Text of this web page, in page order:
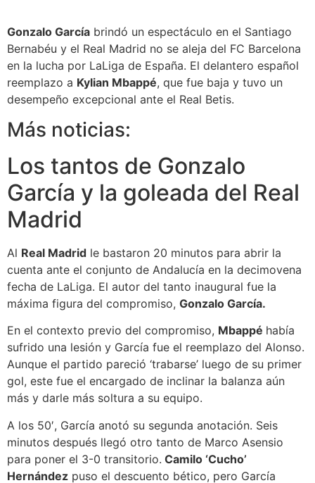
Gonzalo García brindó un espectáculo en el Santiago
Bernabéu y el Real Madrid no se aleja del FC Barcelona
en la lucha por LaLiga de España. El delantero español
reemplazo a Kylian Mbappé, que fue baja y tuvo un
desempeño excepcional ante el Real Betis.
Más noticias:
Los tantos de Gonzalo
García y la goleada del Real
Madrid
Al Real Madrid le bastaron 20 minutos para abrir la
cuenta ante el conjunto de Andalucía en la decimovena
fecha de LaLiga. El autor del tanto inaugural fue la
máxima figura del compromiso, Gonzalo García.
En el contexto previo del compromiso, Mbappé había
sufrido una lesión y García fue el reemplazo del Alonso.
Aunque el partido pareció ‘trabarse’ luego de su primer
gol, este fue el encargado de inclinar la balanza aún
más y darle más soltura a su equipo.
A los 50′, García anotó su segunda anotación. Seis
minutos después llegó otro tanto de Marco Asensio
para poner el 3-0 transitorio. Camilo ‘Cucho’
Hernández puso el descuento bético, pero García